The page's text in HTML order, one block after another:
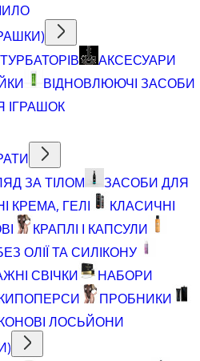
АКСЕСУАРИ
ВІДНОВЛЮЮЧІ ЗАСОБИ
ІГРАШОК
ЗА ТІЛОМ
ЗАСОБИ ДЛЯ
КРЕМА, ГЕЛІ
КЛАСИЧНІ
КРАПЛІ І КАПСУЛИ
ОЛІЇ ТА СИЛІКОНУ
СВІЧКИ
НАБОРИ
ПОПЕРСИ
ПРОБНИКИ
ЛОСЬЙОНИ